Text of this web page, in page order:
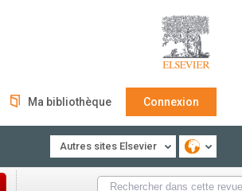
Ma bibliothèque Connexion
Autres sites Elsevier